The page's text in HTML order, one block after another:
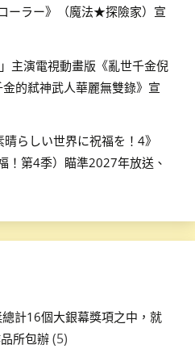
ーラー》（魔法★探險家）宣
主演電視動畫版《亂世千金倪
的弒神武人華麗無雙錄》宣
らしい世界に祝福を！4》
！第4季）瞄準2027年放送、
計16個大銀幕獎項之中，就
所包辦 (5)